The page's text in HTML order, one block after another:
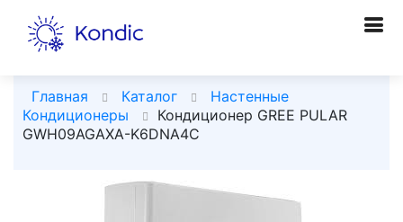
Главная Каталог
Настенные
Кондиционеры
Кондиционер GREE PULAR
GWH09AGAXA-K6DNA4C